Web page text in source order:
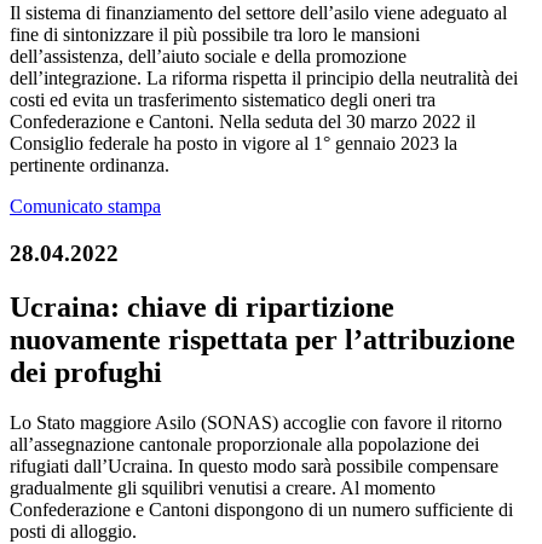
Il sistema di finanziamento del settore dell’asilo viene adeguato al
fine di sintonizzare il più possibile tra loro le mansioni
dell’assistenza, dell’aiuto sociale e della promozione
dell’integrazione. La riforma rispetta il principio della neutralità dei
costi ed evita un trasferimento sistematico degli oneri tra
Confederazione e Cantoni. Nella seduta del 30 marzo 2022 il
Consiglio federale ha posto in vigore al 1° gennaio 2023 la
pertinente ordinanza.
Comunicato stampa
28.04.2022
Ucraina: chiave di ripartizione
nuovamente rispettata per l’attribuzione
dei profughi
Lo Stato maggiore Asilo (SONAS) accoglie con favore il ritorno
all’assegnazione cantonale proporzionale alla popolazione dei
rifugiati dall’Ucraina. In questo modo sarà possibile compensare
gradualmente gli squilibri venutisi a creare. Al momento
Confederazione e Cantoni dispongono di un numero sufficiente di
posti di alloggio.